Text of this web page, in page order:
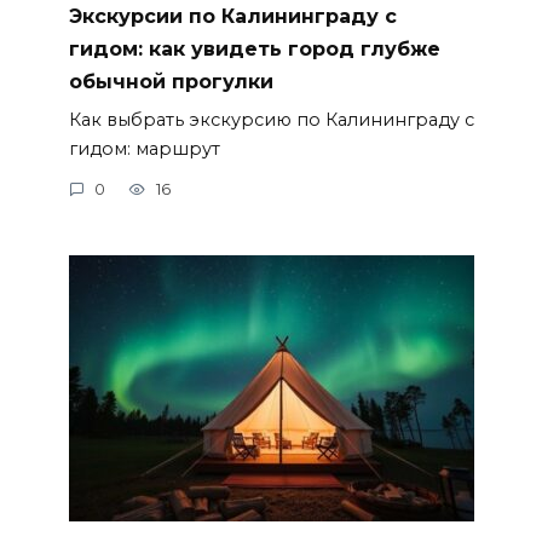
Экскурсии по Калининграду с
гидом: как увидеть город глубже
обычной прогулки
Как выбрать экскурсию по Калининграду с
гидом: маршрут
0 16